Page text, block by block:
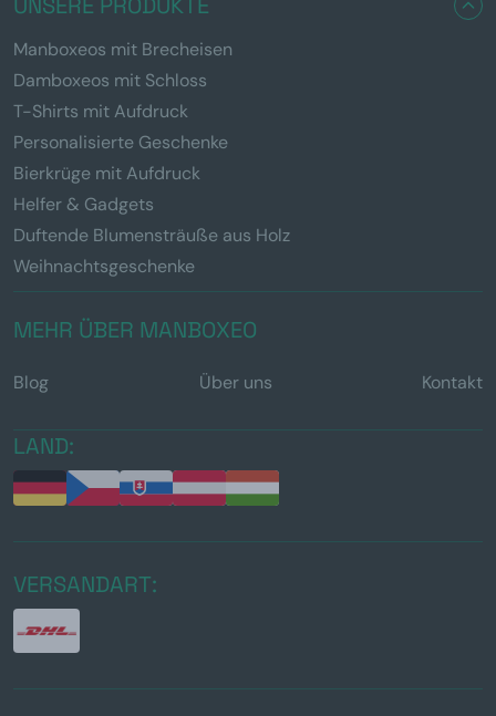
Manboxeos mit Brecheisen
Damboxeos mit Schloss
T-Shirts mit Aufdruck
Personalisierte Geschenke
Bierkrüge mit Aufdruck
Helfer & Gadgets
Duftende Blumensträuße aus Holz
Weihnachtsgeschenke
MEHR ÜBER MANBOXEO
Blog Über uns Kontakt
LAND:
VERSANDART: